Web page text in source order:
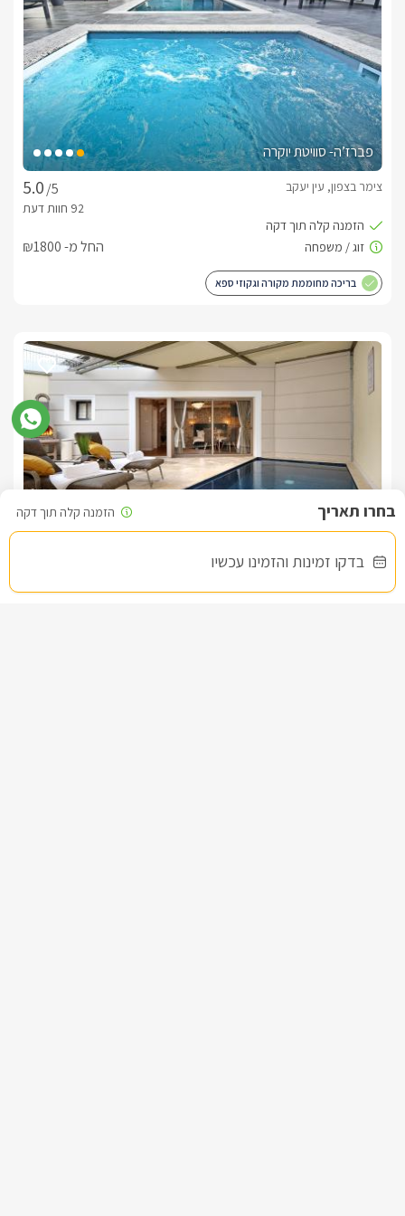
בדקו זמינות והזמינו עכשיו
פרטי רק לכם.
כלול באירוח
בהגעה למתחם תיהנו ממגבות רכות, חלוקי רחצה מוצרי טואלטיקה,
פינת קפה ותה ועוד.בתוספת תשלום ותיאום מראש תוכלו ליהנות
מארוחות בוקר מפנקות ועשירות שיוגשו אליכם לסוויטה. כמובן גם
תוכלו להתפנק בעיסויים: זוגי/יחיד במתחם הסוויטה.
למי אנחנו מתאימים?
סוויטות נרקיס מתאימות במיוחד לזוגות המחפשים חופשה יוקרתית,
לצפייה במדיניות ותנאי הזמנה -לחצו כאן
לידיעתכם, הפרטים המוצגים באתר: התפוסה המחירים והמבצעים
מעודכנים ומאומתים. תוכלו לבדוק ולבצע הזמנה באהבה רבה ♥
בברכה, מיקי -
פברז’ה- סוויטת יוקרה
/5
צימר בצפון, עין יעקב
החל מ- ₪1800
בריכה מחוממת מקורה וגקוזי ספא
ורונה
/5
צימרים בצפון, עין יעקב